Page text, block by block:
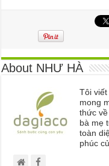
About NHƯ HÀ
Tôi
mong
thức
bà mẹ
toàn
phúc